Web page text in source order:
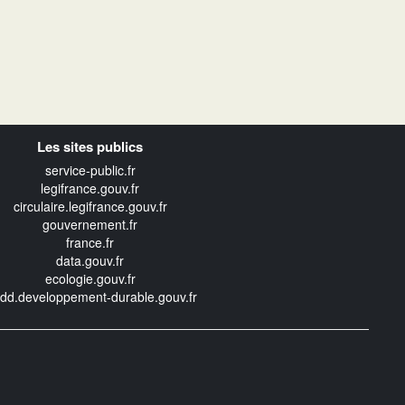
Les sites publics
service-public.fr
legifrance.gouv.fr
circulaire.legifrance.gouv.fr
gouvernement.fr
france.fr
data.gouv.fr
ecologie.gouv.fr
durable.gouv.fr